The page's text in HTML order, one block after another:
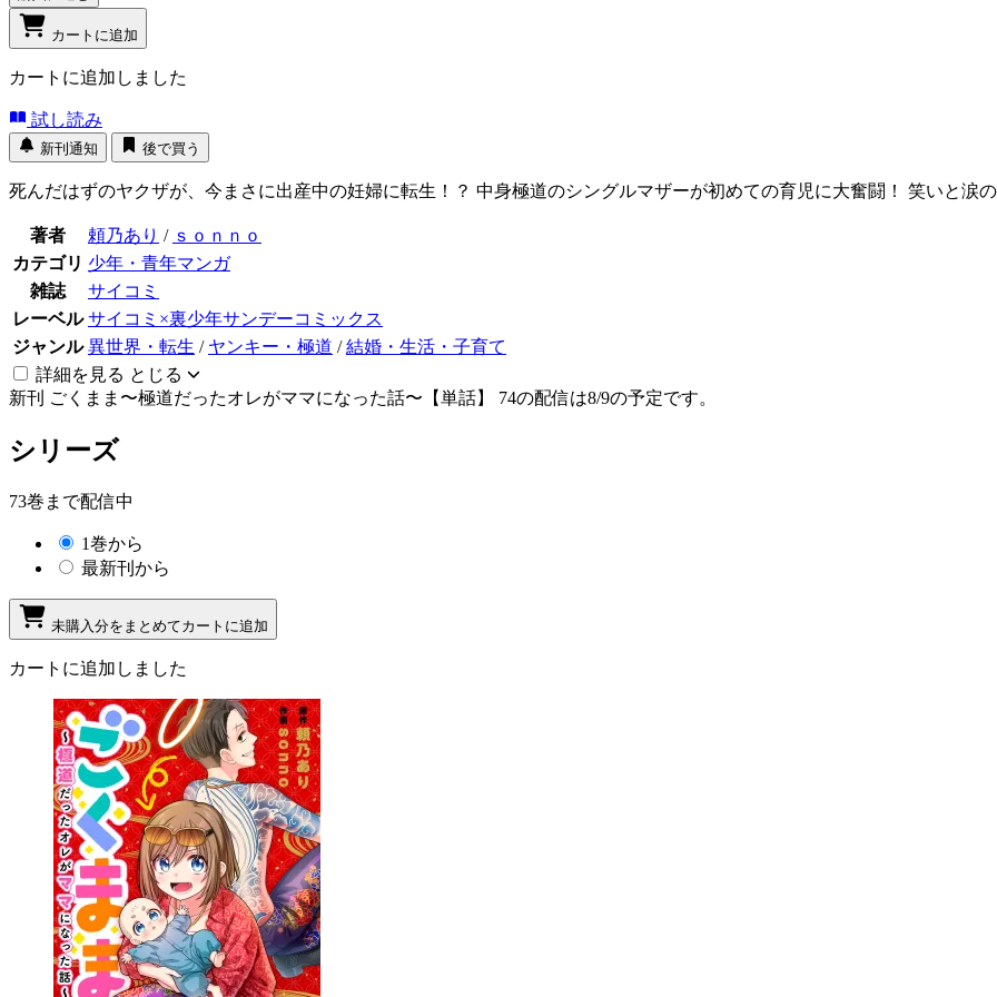
カートに追加
カートに追加しました
試し読み
新刊通知 後で買う
死んだはずのヤクザが、今まさに出産中の妊婦に転生！？ 中身極道のシングルマザーが初めての育児に大奮闘！ 笑いと涙
著者 頼乃あり / ｓｏｎｎｏ
カテゴリ 少年・青年マンガ
雑誌
サイコミ
レーベル サイコミ×裏少年サンデーコミックス
ジャンル 異世界・転生 / ヤンキー・極道 /結婚・生活・子育て
詳細を見る とじる
新刊 ごくまま〜極道だったオレがママになった話〜【単話】 74の配信は8/9の予定です。
シリーズ
73巻まで配信中
1巻から
最新刊から
未購入分をまとめてカートに追加
カートに追加しました